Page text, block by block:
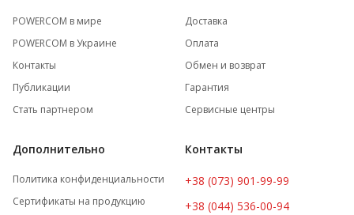
POWERCOM в мире
POWERCOM в Украине
Контакты
Публикации
Стать партнером
Доставка
Оплата
Обмен и возврат
Гарантия
Сервисные центры
Дополнительно
Политика конфиденциальности
Сертификаты на продукцию
Контакты
+38 (073) 901-99-99
+38 (044) 536-00-94